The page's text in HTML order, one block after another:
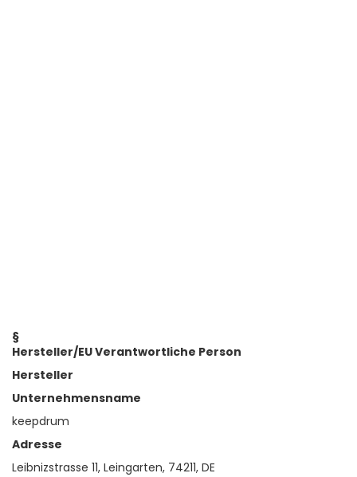
§
Hersteller/EU Verantwortliche Person
Hersteller
Unternehmensname
keepdrum
Adresse
Leibnizstrasse 11, Leingarten, 74211, DE